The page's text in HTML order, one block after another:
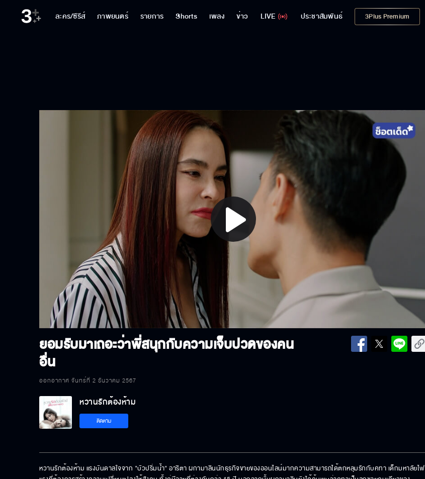
ละคร/ซีรีส์ ภาพยนตร์ รายการ Shorts เพลง ข่าว LIVE ประชาสัมพันธ์ 3Plus Premium
Play
Video
ยอมรับมาเถอะว่าพี่สนุกกับความเจ็บปวดของคน
อื่น
ออกอากาศ จันทร์ที่ 2 ธันวาคม 2567
หวานรักต้องห้าม
ติดตาม
หวานรักต้องห้าม แรงบันดาลใจจาก "บัวปริ่มน้ำ" อาริตา ผกามาลินนักธุรกิจขายของออนไลน์มากความสามารถได้ตกหลุมรักกับคทา เด็กมหาลัยไฟ